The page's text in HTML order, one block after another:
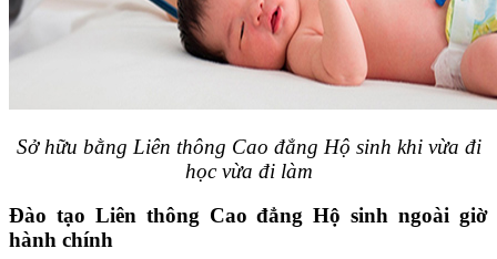
Sở hữu bằng Liên thông Cao đẳng Hộ sinh khi vừa đi
học vừa đi làm
Đào tạo Liên thông Cao đẳng Hộ sinhngoài giờ
hành chính